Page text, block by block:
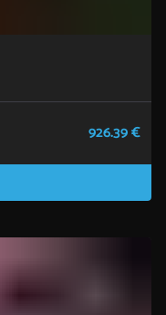
926.39 €